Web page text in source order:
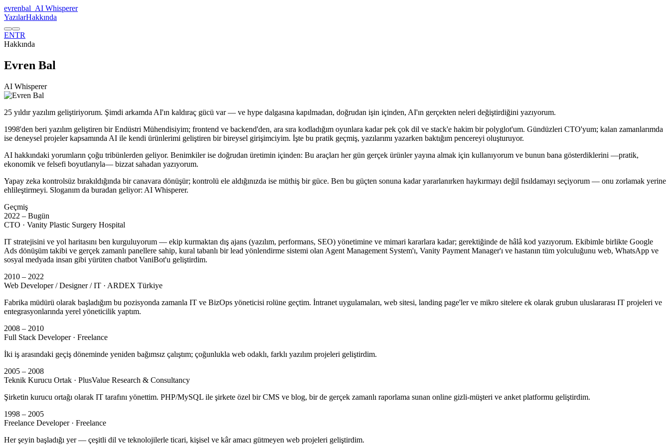
evrenbal AI Whisperer
YazılarHakkında
ENTR
Hakkında
Evren Bal
AI Whisperer
25 yıldır yazılım geliştiriyorum. Şimdi arkamda AI'ın kaldıraç gücü var — ve hype dalgasına kapılmadan, doğrudan işin içinden, AI'ın gerçekten neleri değiştirdiğini yazıyorum.
1998'den beri yazılım geliştiren bir Endüstri Mühendisiyim; frontend ve backend'den, ara sıra kodladığım oyunlara kadar pek çok dil ve stack'e hakim bir polyglot'um. Gündüzleri CTO'yum; kalan zamanlarımda
ise deneysel projeler kapsamında AI ile kendi ürünlerimi geliştiren bir bireysel girişimciyim. İşte bu pratik geçmiş, yazılarımı yazarken baktığım pencereyi oluşturuyor.
AI hakkındaki yorumların çoğu tribünlerden geliyor. Benimkiler ise doğrudan üretimin içinden: Bu araçları her gün gerçek ürünler yayına almak için kullanıyorum ve bunun bana gösterdiklerini —pratik,
ekonomik ve felsefi boyutlarıyla— bizzat sahadan yazıyorum.
Yapay zeka kontrolsüz bırakıldığında bir canavara dönüşür; kontrolü ele aldığınızda ise müthiş bir güce. Ben bu güçten sonuna kadar yararlanırken haykırmayı değil fısıldamayı seçiyorum — onu zorlamak yerine
ehlileştirmeyi. Sloganım da buradan geliyor: AI Whisperer.
Geçmiş
2022 – Bugün
CTO · Vanity Plastic Surgery Hospital
IT stratejisini ve yol haritasını ben kurguluyorum — ekip kurmaktan dış ajans (yazılım, performans, SEO) yönetimine ve mimari kararlara kadar; gerektiğinde de hâlâ kod yazıyorum. Ekibimle birlikte Google
Ads dönüşüm takibi ve gerçek zamanlı panellere sahip, kural tabanlı bir lead yönlendirme sistemi olan Agent Management System'ı, Vanity Payment Manager'ı ve hastanın tüm yolculuğunu web, WhatsApp ve
sosyal medyada insan gibi yürüten chatbot VaniBot'u geliştirdim.
2010 – 2022
Web Developer / Designer / IT · ARDEX Türkiye
Fabrika müdürü olarak başladığım bu pozisyonda zamanla IT ve BizOps yöneticisi rolüne geçtim. İntranet uygulamaları, web sitesi, landing page'ler ve mikro sitelere ek olarak grubun uluslararası IT projeleri ve
entegrasyonlarında yerel yöneticilik yaptım.
2008 – 2010
Full Stack Developer· Freelance
İki iş arasındaki geçiş döneminde yeniden bağımsız çalıştım; çoğunlukla web odaklı, farklı yazılım projeleri geliştirdim.
2005 – 2008
Teknik Kurucu Ortak · PlusValue Research & Consultancy
Şirketin kurucu ortağı olarak IT tarafını yönettim. PHP/MySQL ile şirkete özel bir CMS ve blog, bir de gerçek zamanlı raporlama sunan online gizli-müşteri ve anket platformu geliştirdim.
1998 – 2005
Freelance Developer· Freelance
Her şeyin başladığı yer — çeşitli dil ve teknolojilerle ticari, kişisel ve kâr amacı gütmeyen web projeleri geliştirdim.